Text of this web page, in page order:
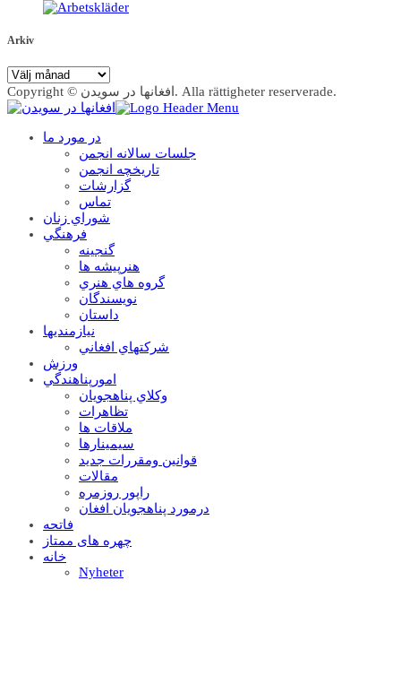
Arkiv
Arkiv
Copyright © افغانها در سویدن. Alla rättigheter reserverade.
در مورد ما
جلسات سالانه انجمن
تاریخچه انجمن
گزارشات
تماس
شوراي زنان
فرهنگي
گنجينه
هنرپيشه ها
گروه هاي هنري
نويسندگان
داستان
نيازمنديها
شرکتهاي افغاني
ورزش
امورپناهندگي
وکلاي پناهجويان
تظاهرات
ملاقات ها
سيمينارها
قوانين ومقررات جديد
مقالات
راپور روزمره
درمورد پناهجويان افغان
فاتحه
چهره های ممتاز
خانه
Nyheter